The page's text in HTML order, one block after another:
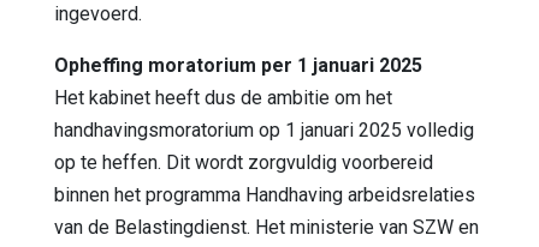
ingevoerd.
Opheffing moratorium per 1 januari 2025
Het kabinet heeft dus de ambitie om het
handhavingsmoratorium op 1 januari 2025 volledig
op te heffen. Dit wordt zorgvuldig voorbereid
binnen het programma Handhaving arbeidsrelaties
van de Belastingdienst. Het ministerie van SZW en